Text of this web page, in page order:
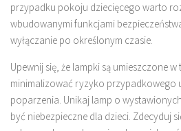
przypadku pokoju dziecięcego warto
wbudowanymi funkcjami
wyłączanie po określonym czasie.
Upewnij się, że lampki są umieszczone
minimalizować ryzyko przypadkowego
poparzenia. Unikaj lamp o
być niebezpieczne dla dzieci. Zdecyduj